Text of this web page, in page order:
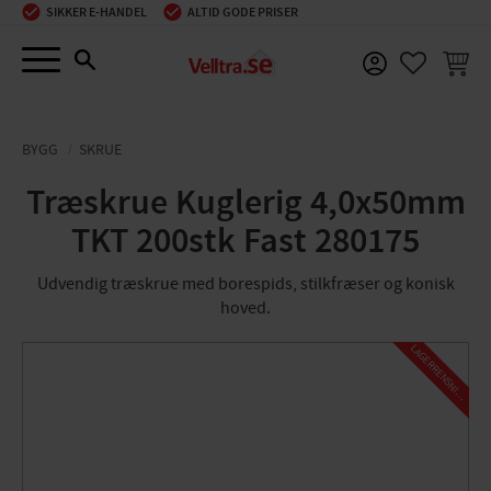
Menu
SIKKER E-HANDEL ALTID GODE PRISER
BYGG SKRUE
Træskrue Kuglerig 4,0x50mm
TKT 200stk Fast 280175
Udvendig træskrue med borespids, stilkfræser og konisk
hoved.
L
A
G
E
R
R
E
N
S
N
I
N
G